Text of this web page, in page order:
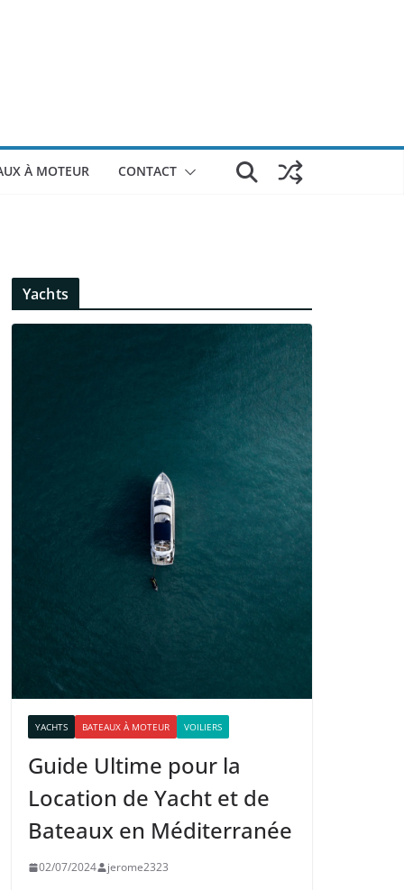
À MOTEUR CONTACT
Yachts
YACHTS BATEAUX À MOTEUR VOILIERS
Guide Ultime pour la
Location de Yacht et de
Bateaux en Méditerranée
02/07/2024 jerome2323